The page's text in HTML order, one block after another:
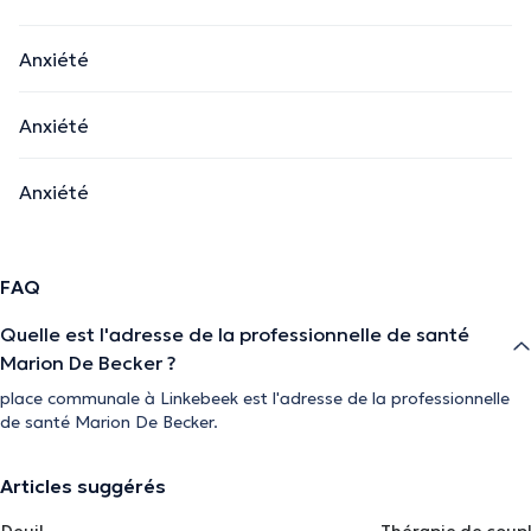
Anxiété
Anxiété
Anxiété
FAQ
Quelle est l'adresse de la professionnelle de santé
Marion De Becker ?
place communale à Linkebeek est l'adresse de la professionnelle
de santé Marion De Becker.
Articles suggérés